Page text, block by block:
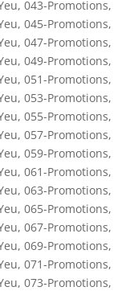
, 043-Promotions,
, 045-Promotions,
, 047-Promotions,
, 049-Promotions,
, 051-Promotions,
, 053-Promotions,
, 055-Promotions,
, 057-Promotions,
, 059-Promotions,
, 061-Promotions,
, 063-Promotions,
, 065-Promotions,
, 067-Promotions,
, 069-Promotions,
, 071-Promotions,
, 073-Promotions,